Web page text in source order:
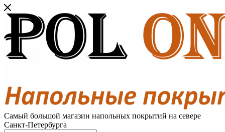
Самый большой магазин напольных покрытий на севере
Санкт-Петербурга